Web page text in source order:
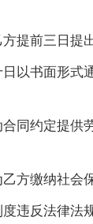
提前三日提
以书面形式
同约定提供
方缴纳社会
违反法律法